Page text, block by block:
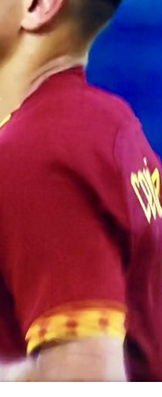
07/08/2026
Lucumì-Juventus, il
difensore spinge per
Torino
07/08/2026
Musso-Napoli, nuova
pista per la porta:
l’argentino entra nei
radar azzurri
07/08/2026